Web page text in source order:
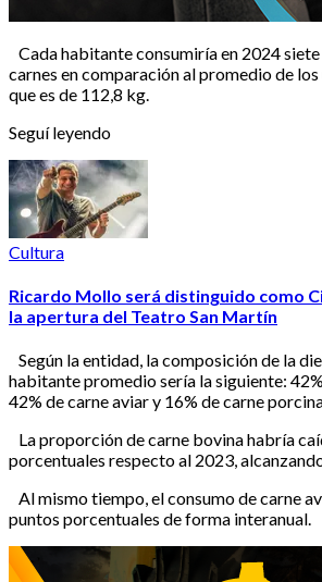
Cada habitante consumiría en 2024
carnes en comparación al promedio de
que es de 112,8 kg.
Seguí leyendo
Cultura
Ricardo Mollo será distinguido como
la apertura del Teatro San Martín
Según la entidad, la composición de la
habitante promedio sería la siguiente:
42% de carne aviar y 16% de carne
La proporción de carne bovina habría
porcentuales respecto al 2023,
Al mismo tiempo, el consumo de carne
puntos porcentuales de forma interanual.